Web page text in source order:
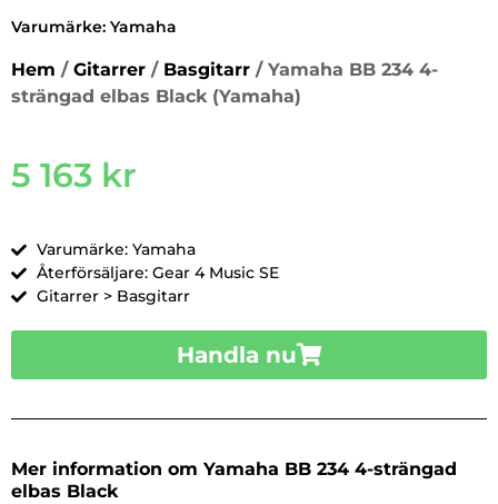
Varumärke: Yamaha
Hem / Gitarrer / Basgitarr / Yamaha BB 234 4-
strängad elbas Black (Yamaha)
5 163 kr
Varumärke: Yamaha
Återförsäljare: Gear 4 Music SE
Gitarrer > Basgitarr
Handla nu
Mer information om Yamaha BB 234 4-strängad
elbas Black